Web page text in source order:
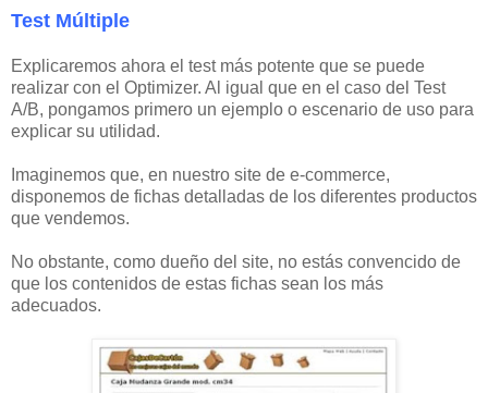
Test Múltiple
Explicaremos ahora el test más potente que se puede
realizar con el Optimizer. Al igual que en el caso del Test
A/B, pongamos primero un ejemplo o escenario de uso para
explicar su utilidad.
Imaginemos que, en nuestro site de e-commerce,
disponemos de fichas detalladas de los diferentes productos
que vendemos.
No obstante, como dueño del site, no estás convencido de
que los contenidos de estas fichas sean los más
adecuados.